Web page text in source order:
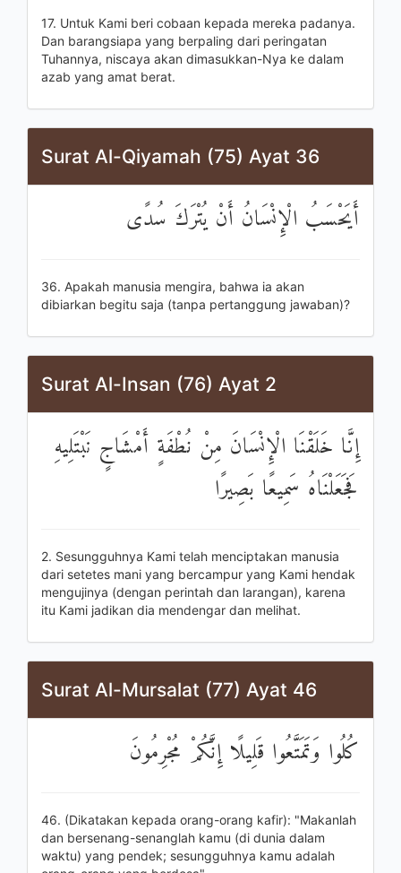
17. Untuk Kami beri cobaan kepada mereka padanya.
Dan barangsiapa yang berpaling dari peringatan
Tuhannya, niscaya akan dimasukkan-Nya ke dalam
azab yang amat berat.
Surat Al-Qiyamah (75) Ayat 36
أَيَحْسَبُ الْإِنْسَانُ أَنْ يُتْرَكَ سُدًى
36. Apakah manusia mengira, bahwa ia akan
dibiarkan begitu saja (tanpa pertanggung jawaban)?
Surat Al-Insan (76) Ayat 2
إِنَّا خَلَقْنَا الْإِنْسَانَ مِنْ نُطْفَةٍ أَمْشَاجٍ نَبْتَلِيهِ
فَجَعَلْنَاهُ سَمِيعًا بَصِيرًا
2. Sesungguhnya Kami telah menciptakan manusia
dari setetes mani yang bercampur yang Kami hendak
mengujinya (dengan perintah dan larangan), karena
itu Kami jadikan dia mendengar dan melihat.
Surat Al-Mursalat (77) Ayat 46
كُلُوا وَتَمَتَّعُوا قَلِيلًا إِنَّكُمْ مُجْرِمُونَ
46. (Dikatakan kepada orang-orang kafir): "Makanlah
dan bersenang-senanglah kamu (di dunia dalam
waktu) yang pendek; sesungguhnya kamu adalah